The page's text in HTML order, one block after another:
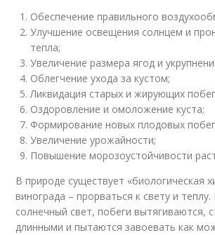
Обеспечение правильного
Улучшение освещения солнцем и
тепла;
Увеличение размера ягод и
Облегчение ухода за кустом;
Ликвидация старых и жирующих
Оздоровление и омоложение куста;
Формирование новых плодовых
Увеличение урожайности;
Повышение морозоустойчивости
В природе существует «биологическая
винограда – прорваться к свету и
солнечный свет, побеги вытягиваются,
длинными и пытаются завоевать как